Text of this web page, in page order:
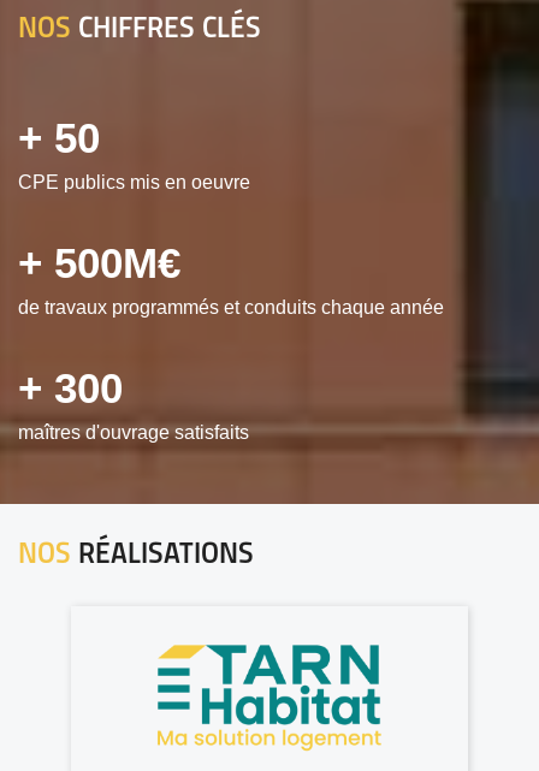
NOS CHIFFRES CLÉS
+ 50
CPE publics mis en oeuvre
+ 500M€
de travaux programmés et conduits chaque année
+ 300
maîtres d'ouvrage satisfaits
NOS RÉALISATIONS